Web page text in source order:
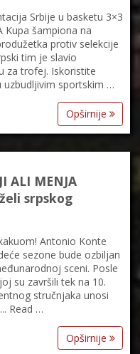
Srbije u basketu 3×3
Kupa šampiona na
protiv selekcije
tim je slavio
za trofej. Iskoristite
sportskim …
Opširnije
ALI MENJA
srpskog
Antonio Konte
sezone bude ozbiljan
sceni. Posle
su završili tek na 10.
stručnjaka unosi
Read …
Opširnije